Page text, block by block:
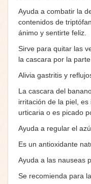
Ayuda a combatir la
contenidos de
ánimo y sentirte feliz.
Sirve para quitar las
la cascara por la
Alivia gastritis y
La cascara del
irritación de la piel,
urticaria o es picado
Ayuda a regular el
Es un antioxidante
Ayuda a las nauseas
Se recomienda para